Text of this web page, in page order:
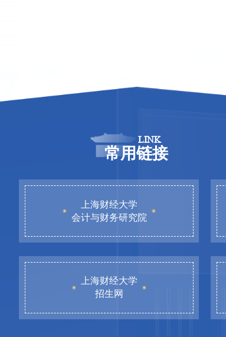
LINK
常用链接
上海财经大学
会计与财务研究院
上海财经大学
招生网